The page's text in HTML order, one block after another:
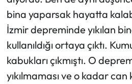
bina yaparsak hayatta
İzmir depreminde yıkılan
kullanıldığı ortaya çıktı.
kabukları çıkmıştı. O
yıkılmaması ve o kadar can